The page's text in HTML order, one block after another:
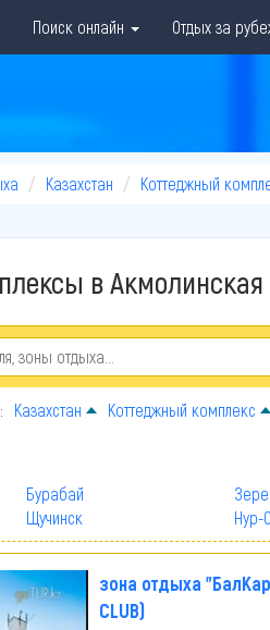
Поиск онлайн Отдых за
Казахстан Коттеджный
в Акмолинская
Казахстан Коттеджный комплекс
Бурабай
Щучинск Нур-
зона отдыха
CLUB)